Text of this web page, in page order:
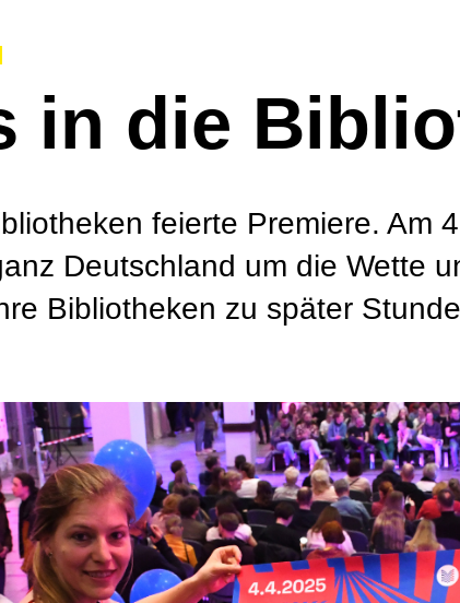
in die
feierte Premiere. Am
Deutschland um die Wette
Bibliotheken zu später